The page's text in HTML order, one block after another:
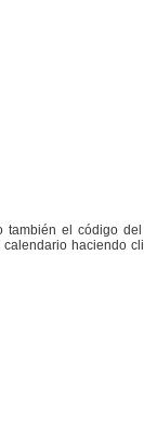
también el código
haciendo